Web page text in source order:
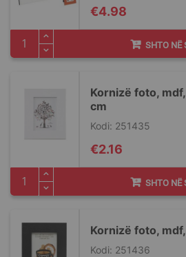
€4.98
SHTO NË
Kornizë foto,
cm
Kodi: 251435
€2.16
SHTO NË
Kornizë foto,
Kodi: 251436